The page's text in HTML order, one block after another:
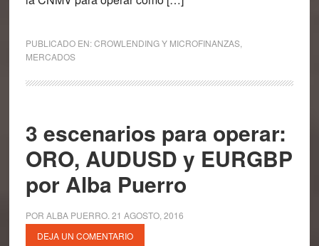
PUBLICADO EN:CROWLENDING Y MICROFINANZAS,
MERCADOS
3 escenarios para operar:
ORO, AUDUSD y EURGBP
por Alba Puerro
POR ALBA PUERRO. 21 AGOSTO, 2016
DEJA UN COMENTARIO